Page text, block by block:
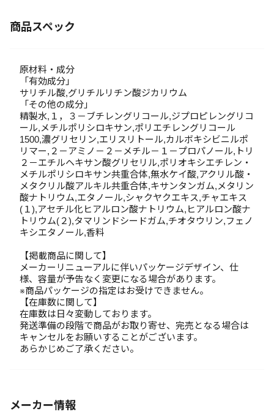
商品スペック
原材料・成分
「有効成分」
サリチル酸,グリチルリチン酸ジカリウム
「その他の成分」
精製水,１，３－ブチレングリコール,ジプロピレングリコ
ール,メチルポリシロキサン,ポリエチレングリコール
1500,濃グリセリン,エリスリトール,カルボキシビニルポ
リマー,２－アミノ－２－メチル－１－プロパノール,トリ
２－エチルヘキサン酸グリセリル,ポリオキシエチレン・
メチルポリシロキサン共重合体,無水ケイ酸,アクリル酸・
メタクリル酸アルキル共重合体,キサンタンガム,メタリン
酸ナトリウム,エタノール,シャクヤクエキス,チャエキス
(１),アセチル化ヒアルロン酸ナトリウム,ヒアルロン酸ナ
トリウム(２),タマリンドシードガム,チオタウリン,フェノ
キシエタノール,香料
【掲載商品に関して】
メーカーリニューアルに伴いパッケージデザイン、仕
様、容量が予告なく変更になる場合があります。
※商品パッケージの指定はお受けできません。
【在庫数に関して】
在庫数は日々変動しております。
発送準備の段階で商品がお取り寄せ、完売となる場合は
キャンセルをお願いすることがございます。
あらかじめご了承ください。
メーカー情報